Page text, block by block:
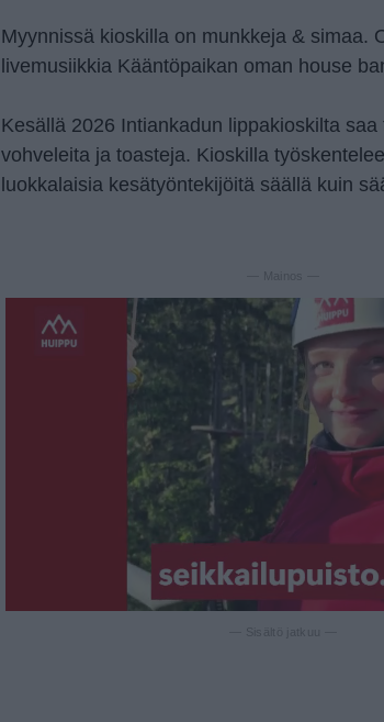
Myynnissä kioskilla on munkkeja & simaa.
livemusiikkia Kääntöpaikan oman house
Kesällä 2026 Intiankadun lippakioskilta saa
vohveleita ja toasteja. Kioskilla
luokkalaisia kesätyöntekijöitä säällä kuin
— Mainos —